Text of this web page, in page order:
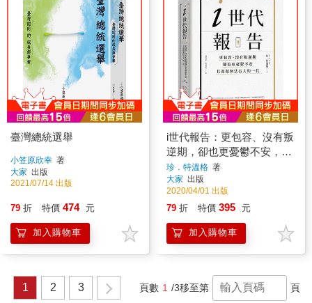
臺灣總統選舉
小笠原欣幸 著
大家 出版
2021/07/14 出版
79 折 特價 474 元
加入購物車
i世代報告：更包容、沒有叛
逆期，卻也更憂鬱不安，且
遲遲無法長大的一代
珍．特溫格 著
大家 出版
2020/04/01 出版
79 折 特價 395 元
加入購物車
1 2 3 頁數 1 /3移至第 頁